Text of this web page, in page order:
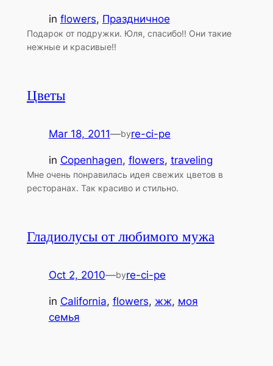
in flowers, Праздничное
Подарок от подружки. Юля, спасибо!! Они такие
нежные и красивые!!
Цветы
Mar 18, 2011—byre-ci-pe
in Copenhagen, flowers, traveling
Мне очень понравилась идея свежих цветов в
ресторанах. Так красиво и стильно.
Гладиолусы от любимого мужа
Oct 2, 2010—byre-ci-pe
in California, flowers, жж, моя
семья